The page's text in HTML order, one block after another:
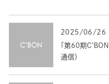
2025/06/26
「第60期
通信）